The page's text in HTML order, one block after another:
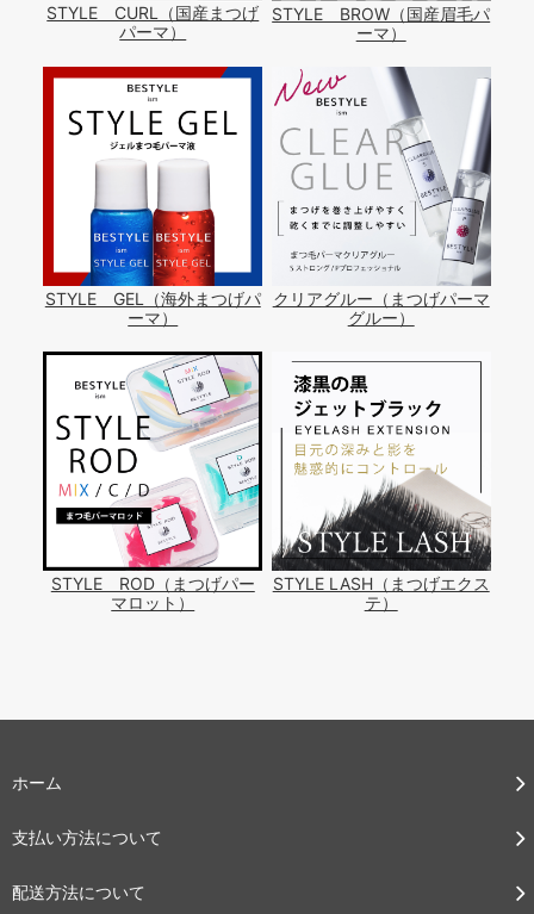
STYLE CURL（国産まつげ
パーマ）
STYLE BROW（国産眉毛パ
ーマ）
STYLE GEL（海外まつげパ
ーマ）
クリアグルー（まつげパーマ
グルー）
STYLE ROD（まつげパー
マロット）
STYLE LASH（まつげエクス
テ）
ホーム
支払い方法について
配送方法について